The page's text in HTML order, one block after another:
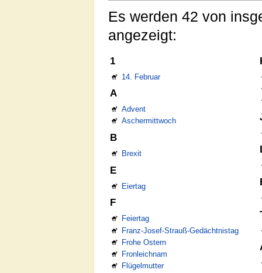
Es werden 42 von
angezeigt:
1
14. Februar
A
Advent
Aschermittwoch
B
Brexit
E
Eiertag
F
Feiertag
Franz-Josef-Strauß-Gedächtnistag
Frohe Ostern
Fronleichnam
Flügelmutter